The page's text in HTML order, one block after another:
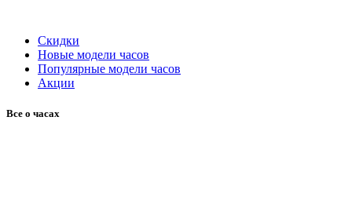
Скидки
Новые модели часов
Популярные модели часов
Акции
Все о часах